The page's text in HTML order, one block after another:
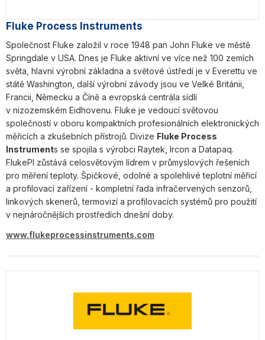
Fluke Process Instruments
Společnost Fluke založil v roce 1948 pan John Fluke ve městě
Springdale v USA. Dnes je Fluke aktivní ve více než 100 zemích
světa, hlavní výrobní základna a světové ústředí je v Everettu ve
státě Washington, další výrobní závody jsou ve Velké Británii,
Francii, Německu a Číně a evropská centrála sídlí
v nizozemském Eidhovenu. Fluke je vedoucí světovou
společností v oboru kompaktních profesionálních elektronických
měřicích a zkušebních přístrojů. Divize Fluke Process
Instruments se spojila s výrobci Raytek, Ircon a Datapaq.
FlukePI zůstává celosvětovým lídrem v průmyslových řešeních
pro měření teploty. Špičkové, odolné a spolehlivé teplotní měřicí
a profilovací zařízení - kompletní řada infračervených senzorů,
linkových skenerů, termovizí a profilovacích systémů pro použití
v nejnáročnějších prostředích dnešní doby.
www.flukeprocessinstruments.com